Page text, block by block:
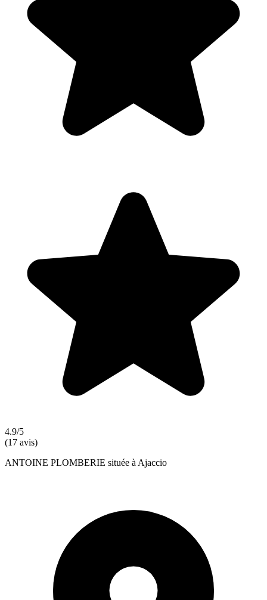
4.9/5
(17 avis)
ANTOINE PLOMBERIE située à Ajaccio